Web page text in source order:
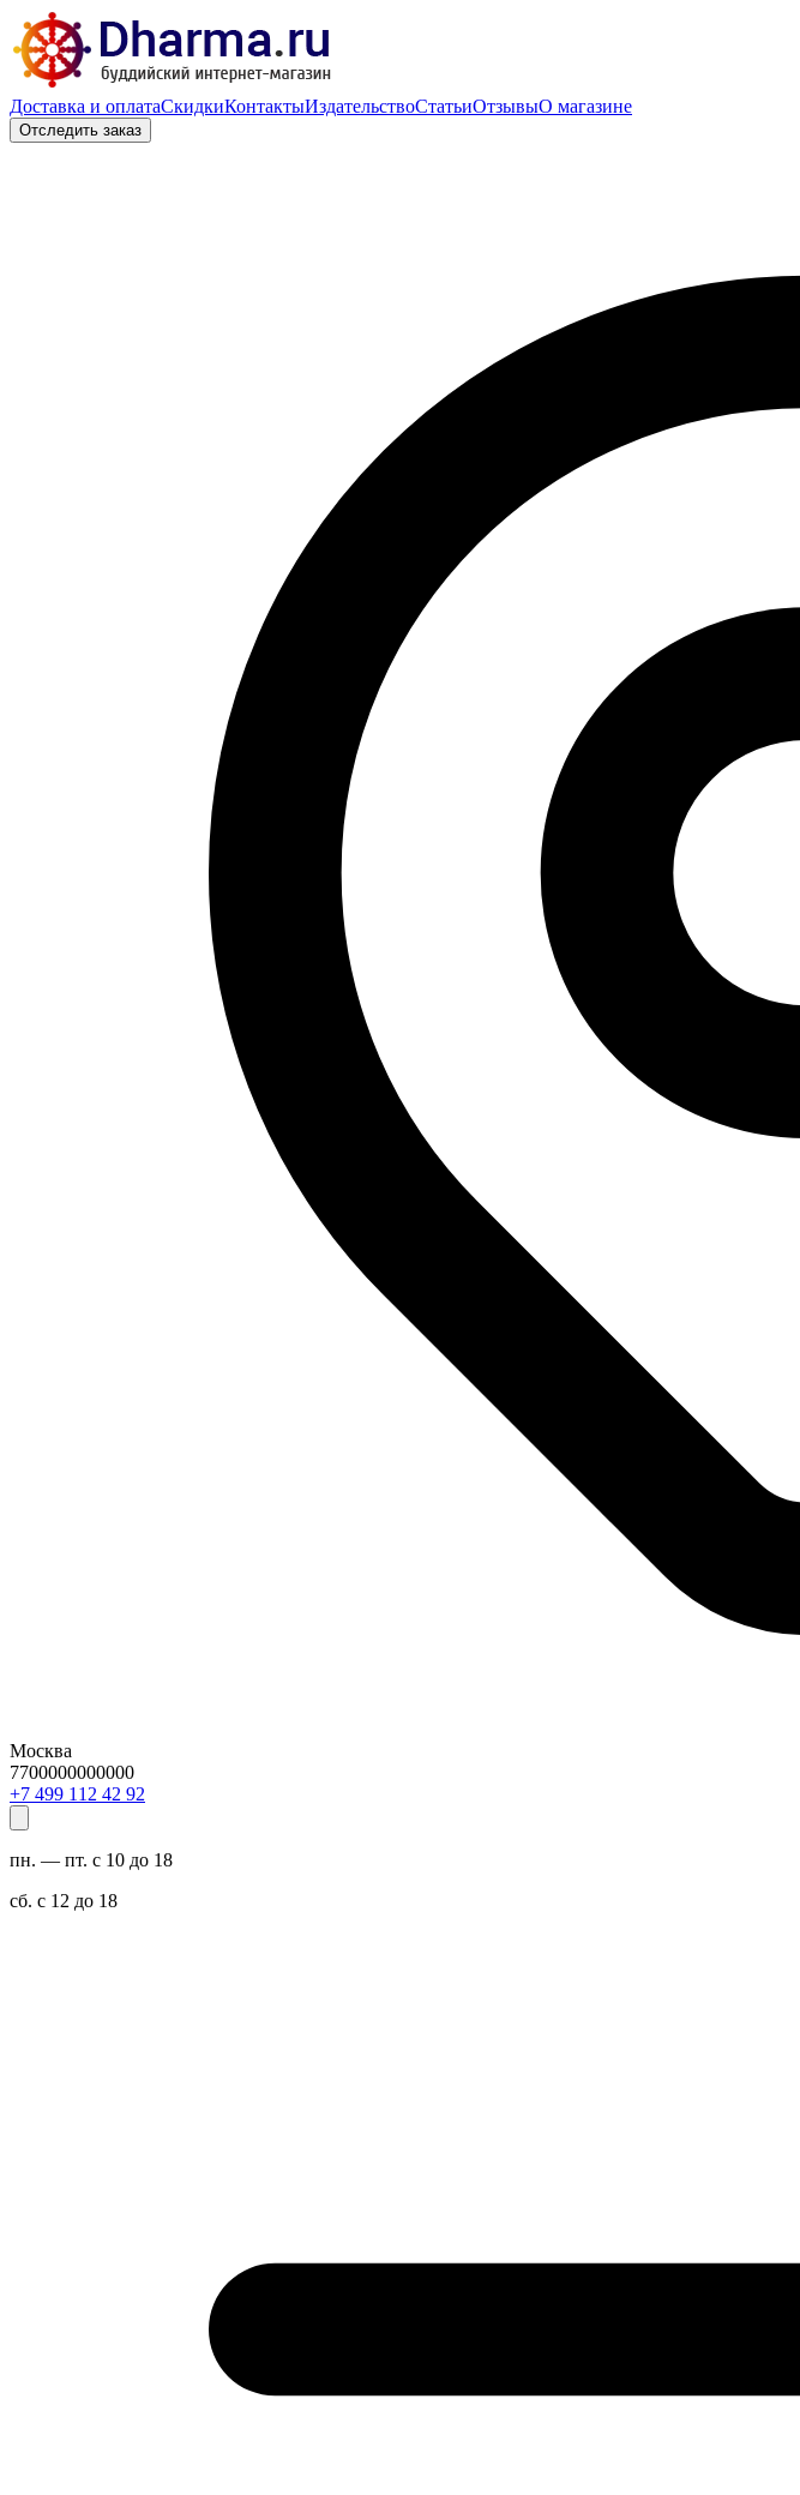
Доставка и оплатаСкидкиКонтактыИздательствоСтатьиОтзывыО магазине
Отследить заказ
Москва
7700000000000
29 24 211 994 7+
пн. — пт. с 10 до 18
сб. с 12 до 18